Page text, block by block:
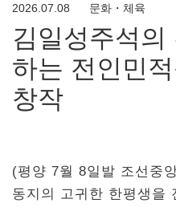
2026.07.08 문화・체육
김일성주석의
하는 전인민
창작
(평양 7월 8일발 조선중
동지의 고귀한 한평생을